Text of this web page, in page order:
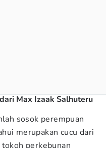
Max Izaak Salhuteru
sosok perempuan
merupakan cucu dari
perkebunan